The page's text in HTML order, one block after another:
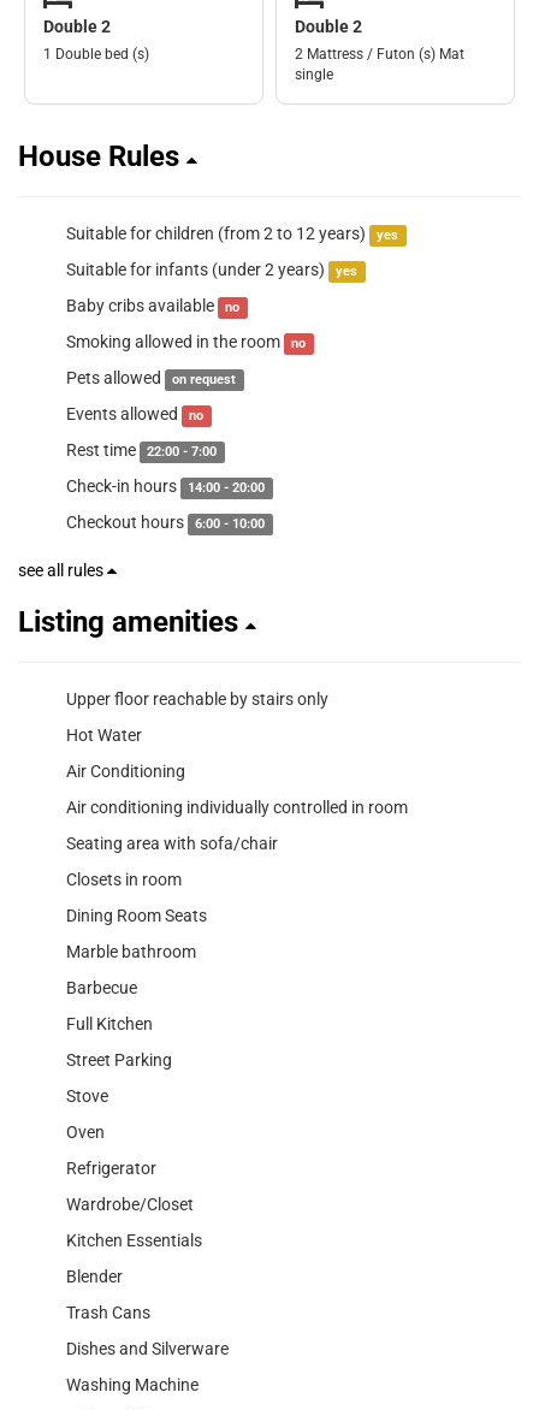
Double 2
1 Double bed (s)
Double 2
2 Mattress / Futon (s) Mat
single
House Rules
Suitable for children (from 2 to 12 years) yes
Suitable for infants (under 2 years) yes
Baby cribs available no
Smoking allowed in the room no
Pets allowed on request
Events allowed no
Rest time 22:00 - 7:00
Check-in hours 14:00 - 20:00
Checkout hours 6:00 - 10:00
see all rules
Listing amenities
Upper floor reachable by stairs only
Hot Water
Air Conditioning
Air conditioning individually controlled in room
Seating area with sofa/chair
Closets in room
Dining Room Seats
Marble bathroom
Barbecue
Full Kitchen
Street Parking
Stove
Oven
Refrigerator
Wardrobe/Closet
Kitchen Essentials
Blender
Trash Cans
Dishes and Silverware
Washing Machine